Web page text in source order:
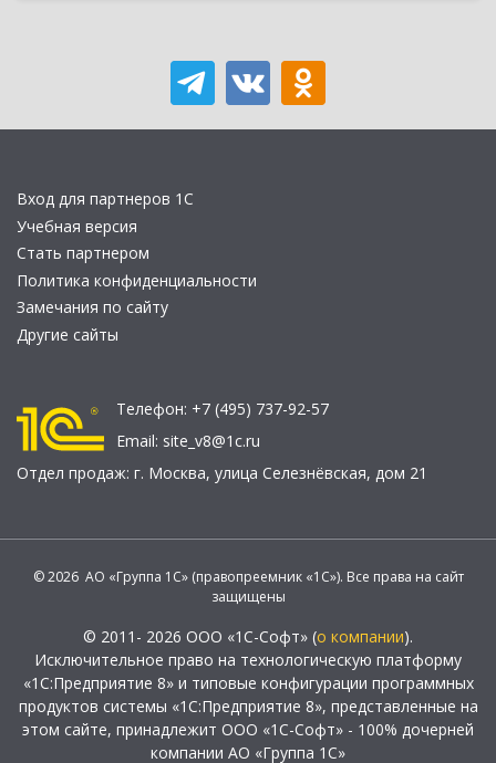
Вход для партнеров 1С
Учебная версия
Стать партнером
Политика конфиденциальности
Замечания по сайту
Другие сайты
Телефон: +7 (495) 737-92-57
Email: site_v8@1c.ru
Отдел продаж: г. Москва, улица Селезнёвская, дом 21
© 2026 АО «Группа 1С» (правопреемник «1С»). Все права на сайт
защищены
© 2011- 2026 ООО «1С-Софт» (о компании).
Исключительное право на технологическую платформу
«1С:Предприятие 8» и типовые конфигурации программных
продуктов системы «1С:Предприятие 8», представленные на
этом сайте, принадлежит ООО «1С-Софт» - 100% дочерней
компании АО «Группа 1С»